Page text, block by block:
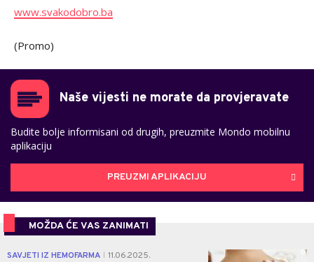
www.svakodobro.ba
(Promo)
Naše vijesti ne morate da provjeravate
Budite bolje informisani od drugih, preuzmite Mondo mobilnu
aplikaciju
PREUZMI APLIKACIJU
MOŽDA ĆE VAS ZANIMATI
SAVJETI IZ HEMOFARMA 11.06.2025. 0